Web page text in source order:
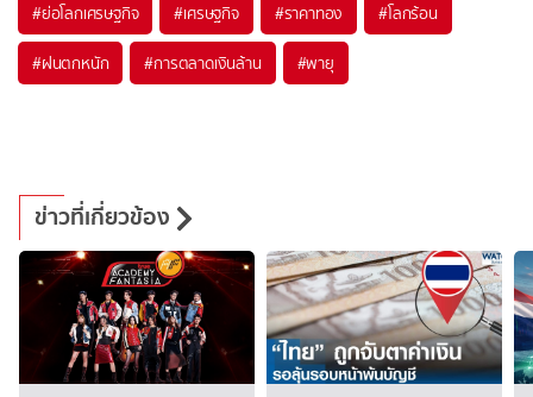
#ย่อโลกเศรษฐกิจ #เศรษฐกิจ #ราคาทอง #โลกร้อน
#ฝนตกหนัก #การตลาดเงินล้าน #พายุ
ข่าวที่เกี่ยวข้อง